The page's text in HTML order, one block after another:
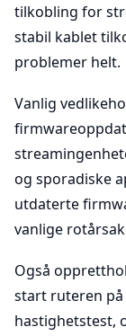
tilkobling for
stabil kablet
problemer helt.
Vanlig
og sporadiske
utdaterte
vanlige
Også
start ruteren
hastighetstest,